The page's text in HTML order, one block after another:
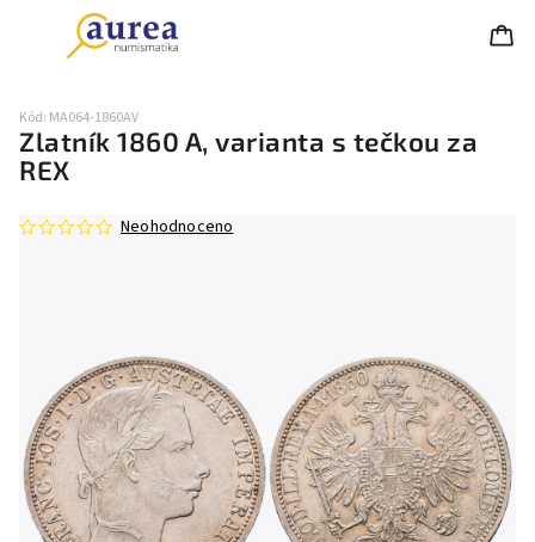
Zlatník 1860 A, varianta s tečkou za
REX
Kód: MA064-1860AV
Neohodnoceno